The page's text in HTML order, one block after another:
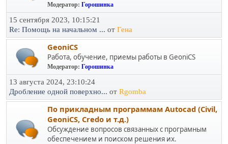
Модератор: Горошинка
15 сентября 2023, 10:15:21
Re: Помощь на начальном ... от Гена
GeoniCS
Работа, обучение, приемы работы в GeoniCS
Модератор: Горошинка
13 августа 2024, 23:10:24
Дробление одной поверхно... от Rgomba
По прикладным программам Autocad (Civil,
GeoniCS, Credo и т.д.)
Обсуждение вопросов связанных с програмным
обеспечением и поиском решения их.